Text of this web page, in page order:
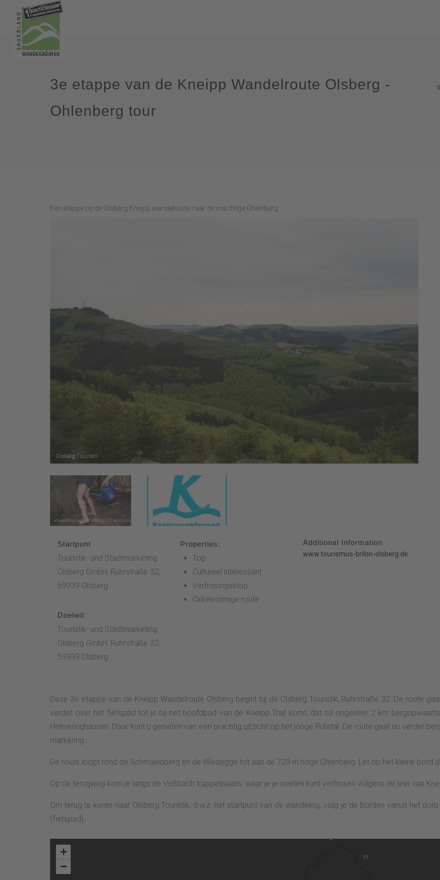
3e etappe van de Kneipp Wandelroute Olsberg -
Ohlenberg tour
Een etappe op de Olsberg Kneipp wandelroute naar de machtige Ohlenberg.
Startpunt
Touristik- und Stadtmarketing
Olsberg GmbH, Ruhrstraße 32,
59939 Olsberg
Doelwit
Touristik- und Stadtmarketing
Olsberg GmbH, Ruhrstraße 32,
59939 Olsberg
Properties:
Top
Cultureel interessant
Verfrissingsstop
Cirkelvormige route
Additional Information
www.tourismus-brilon-olsberg.de
Deze 3e etappe van de Kneipp Wandelroute Olsberg begint bij de Olsberg Touristik, Ruhrstraße 32. De route
verder over het fietspad tot je bij het hoofdpad van de Kneipp Trail komt, dat na ongeveer 2 km
Helmeringhausen. Daar kunt u genieten van een prachtig uitzicht op het jonge Ruhrtal. De route gaat nu verder
markering.
De route loopt rond de Schmalenberg en de Wiedegge tot aan de 729 m hoge Ohlenberg. Let op het kleine bord
Op de terugweg kom je langs de Voßbach trappelplaats, waar je je voeten kunt verfrissen volgens de leer van
Om terug te keren naar Olsberg Touristik, d.w.z. het startpunt van de wandeling, volg je de borden vanuit het
(fietspad).
2
11
+
−